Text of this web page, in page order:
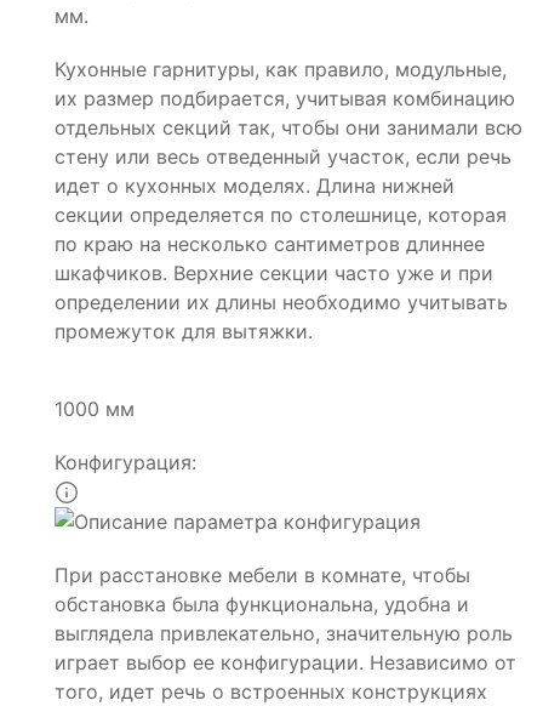
мм.
Кухонные гарнитуры, как правило, модульные,
их размер подбирается, учитывая комбинацию
отдельных секций так, чтобы они занимали всю
стену или весь отведенный участок, если речь
идет о кухонных моделях. Длина нижней
секции определяется по столешнице, которая
по краю на несколько сантиметров длиннее
шкафчиков. Верхние секции часто уже и при
определении их длины необходимо учитывать
промежуток для вытяжки.
1000 мм
Конфигурация:
При расстановке мебели в комнате, чтобы
обстановка была функциональна, удобна и
выглядела привлекательно, значительную роль
играет выбор ее конфигурации. Независимо от
того, идет речь о встроенных конструкциях